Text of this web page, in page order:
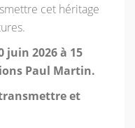
cet héritage
juin 2026 à 15
Paul Martin.
et